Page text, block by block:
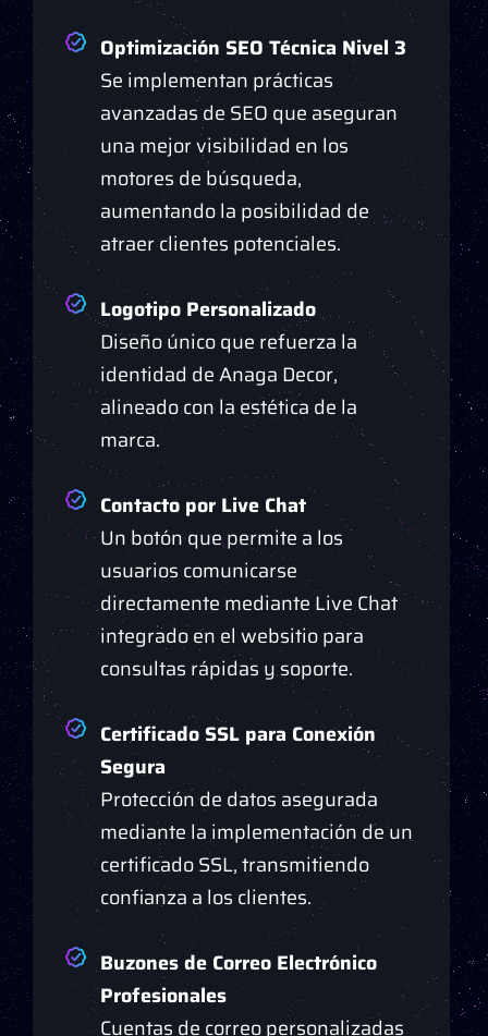
Optimización SEO Técnica Nivel 3
Se implementan prácticas
avanzadas de SEO que aseguran
una mejor visibilidad en los
motores de búsqueda,
aumentando la posibilidad de
atraer clientes potenciales.
Logotipo Personalizado
Diseño único que refuerza la
identidad de Anaga Decor,
alineado con la estética de la
marca.
Contacto por Live Chat
Un botón que permite a los
usuarios comunicarse
directamente mediante Live Chat
integrado en el websitio para
consultas rápidas y soporte.
Certificado SSL para Conexión
Segura
Protección de datos asegurada
mediante la implementación de un
certificado SSL, transmitiendo
confianza a los clientes.
Buzones de Correo Electrónico
Profesionales
Cuentas de correo personalizadas